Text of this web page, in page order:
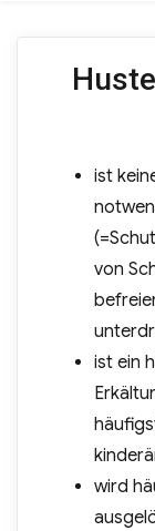
ist
von
ist ein
wird